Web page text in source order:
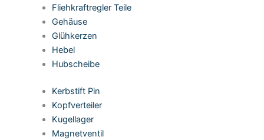
Fliehkraftregler Teile
Gehäuse
Glühkerzen
Hebel
Hubscheibe
Kerbstift Pin
Kopfverteiler
Kugellager
Magnetventil